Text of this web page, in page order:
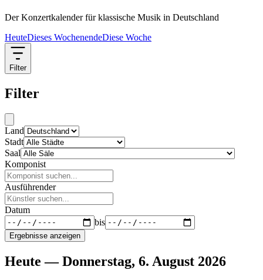
Der Konzertkalender für klassische Musik in Deutschland
HeuteDieses WochenendeDiese Woche
Filter
Filter
Land
Stadt
Saal
Komponist
Ausführender
Datum
bis
Ergebnisse anzeigen
Heute — Donnerstag, 6. August 2026